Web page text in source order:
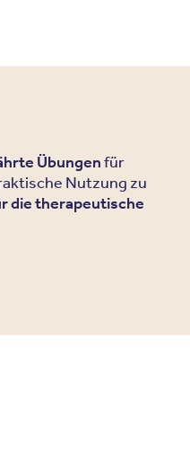
Übungenfür
Nutzung zu
die therapeutische